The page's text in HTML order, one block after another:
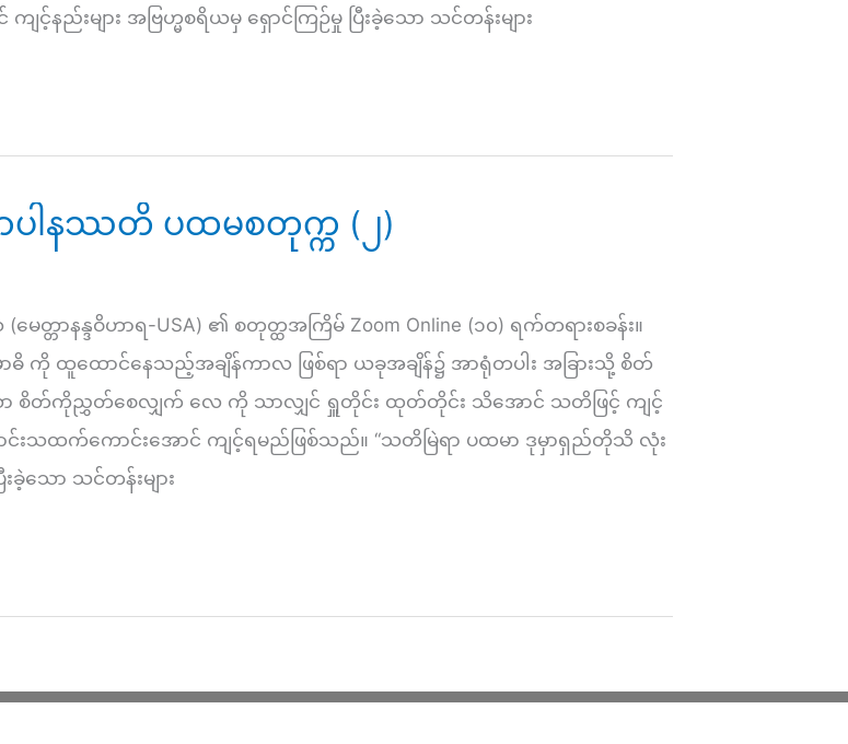
ည်းများ အဗြဟ္မစရိယမှ ရှောင်ကြဉ်မှု ပြီးခဲ့သော သင်တန်းများ
ာပါနဿတိ ပထမစတုက္က (၂)
တ္တာနန္ဒဝိဟာရ-USA) ၏ စတုတ္ထအကြိမ် Zoom Online (၁၀) ရက်တရားစခန်း။
ဓိ ကို ထူထောင်နေသည့်အချိန်ကာလ ဖြစ်ရာ ယခုအချိန်၌ အာရုံတပါး အခြားသို့ စိတ်
သာ စိတ်ကိုညွှတ်စေလျှက် လေ ကို သာလျှင် ရှူတိုင်း ထုတ်တိုင်း သိအောင် သတိဖြင့် ကျင့်
းသထက်ကောင်းအောင် ကျင့်ရမည်ဖြစ်သည်။ “သတိမြဲရာ ပထမာ ဒုမှာရှည်တိုသိ လုံး
သော သင်တန်းများ